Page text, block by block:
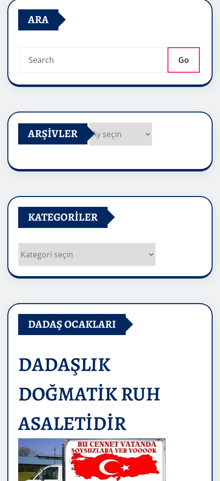
ARA
Go
ARŞIVLER
KATEGORILER
Kategoriler
DADAŞ OCAKLARI
DADAŞLIK
DOĞMATİK RUH
ASALETİDİR